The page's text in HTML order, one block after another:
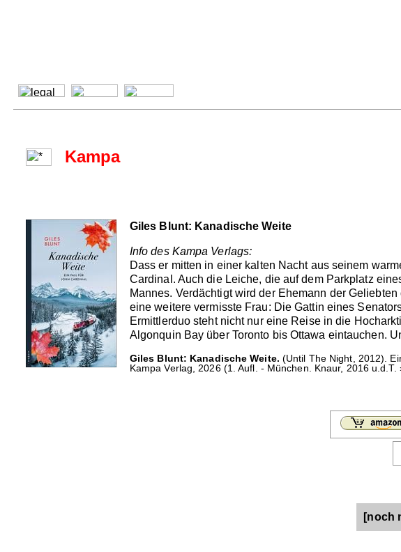
Kampa
Giles Blunt: Kanadische Weite
Info des Kampa Verlags:
Dass er mitten in einer kalten Nacht aus seinem
Cardinal. Auch die Leiche, die auf dem Parkplatz
Mannes. Verdächtigt wird der Ehemann der
eine weitere vermisste Frau: Die Gattin eines
Ermittlerduo steht nicht nur eine Reise in die
Algonquin Bay über Toronto bis Ottawa eintauchen.
Giles Blunt: Kanadische Weite. (Until The Night, 2012).
Kampa Verlag, 2026 (1. Aufl. - München. Knaur, 2016
[noch